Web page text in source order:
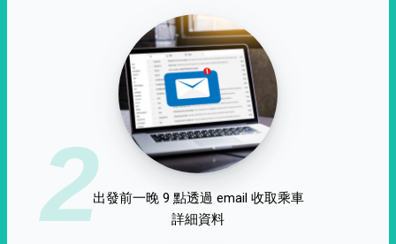
2出發前一晚 9 點透過 email 收取乘車
詳細資料